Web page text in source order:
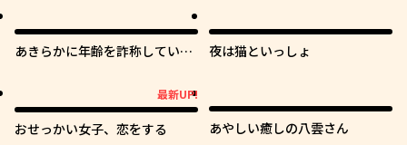
あきらかに年齢を詐称している
夜は猫といっしょ
最新UP!
おせっかい女子、恋をする あやしい癒しの八雲さん